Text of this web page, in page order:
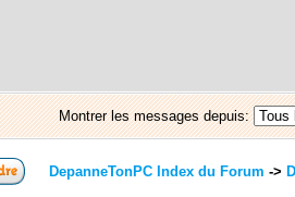
Montrer les messages depuis:
DepanneTonPC Index du Forum ->